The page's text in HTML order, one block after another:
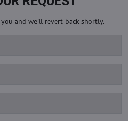
and we'll revert back shortly.